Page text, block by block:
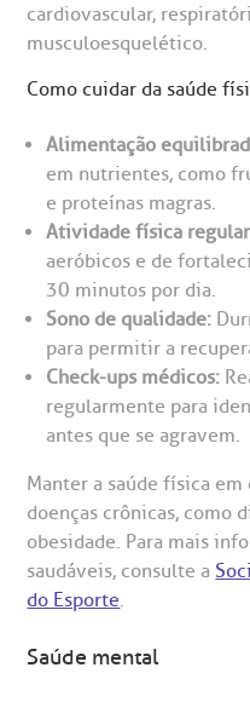
Fale Conosco
BP
Saiba
Endereço:
R. Martiniano de Carvalho,
CEP: 01323-001 | Bela Vista
São Paulo - SP
social
a BP
Conosco
de Bioética
Centro de
de orçamento
atendimento
Cirurgia
cardiovascular,
musculoesquelético.
Como cuidar da saúde
Alimentação
em nutrientes, como
e proteínas magras.
Atividade física
aeróbicos e de
30 minutos por dia.
Sono de qualidade:
para permitir a
Check-ups médicos:
regularmente para
antes que se agravem.
Manter a saúde física
doenças crônicas, como
obesidade. Para mais
saudáveis, consulte a
do Esporte.
Saúde mental